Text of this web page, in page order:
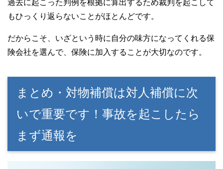
過去に起こった判例を根拠に算出するため裁判を起こして
もひっくり返らないことがほとんどです。
だからこそ、いざという時に自分の味方になってくれる保
険会社を選んで、保険に加入することが大切なのです。
まとめ・対物補償は対人補償に次
いで重要です！事故を起こしたら
まず通報を